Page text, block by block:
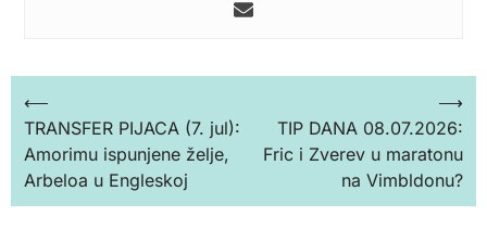
Кретање
чланка
⟵
TRANSFER PIJACA (7. jul):
Amorimu ispunjene želje,
Arbeloa u Engleskoj
TIP DANA 08.07.2026:
Fric i Zverev u maratonu
na Vimbldonu?
⟶